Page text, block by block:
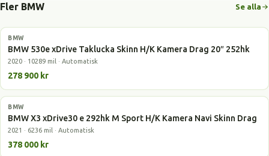
Fler BMW Se alla
Laddhybrid
BMW
BMW 530e xDrive Taklucka Skinn H/K Kamera Drag 20″ 252hk
2020 · 10289 mil · Automatisk
278 900 kr
Laddhybrid
BMW
BMW X3 xDrive30 e 292hk M Sport H/K Kamera Navi Skinn Drag
2021 · 6236 mil · Automatisk
378 000 kr